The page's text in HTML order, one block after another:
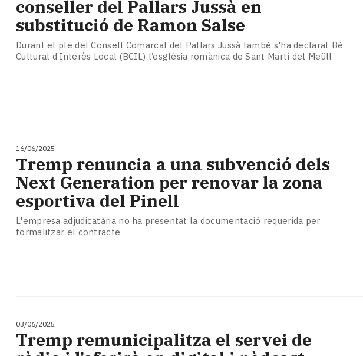
conseller del Pallars Jussà en
substitució de Ramon Salse
Durant el ple del Consell Comarcal del Pallars Jussà també s'ha declarat Bé
Cultural d’Interès Local (BCIL) l’església romànica de Sant Martí del Meüll
16/06/2025
Tremp renuncia a una subvenció dels
Next Generation per renovar la zona
esportiva del Pinell
L'empresa adjudicatària no ha presentat la documentació requerida per
formalitzar el contracte
03/06/2025
Tremp remunicipalitza el servei de